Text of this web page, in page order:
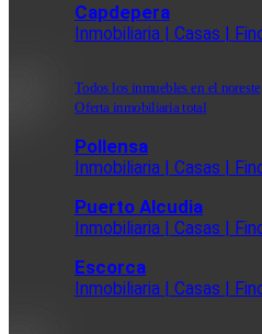
Capdepera
Inmobiliaria | Casas |
Todos los inmuebles en el noreste
Oferta inmobiliaria total
Pollensa
Inmobiliaria | Casas |
Puerto Alcudia
Inmobiliaria | Casas |
Escorca
Inmobiliaria | Casas |